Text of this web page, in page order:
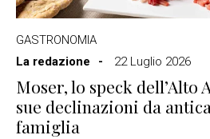
GASTRONOMIA
La redazione
22 Luglio 2026
Moser, lo speck dell’Alto
sue declinazioni da
famiglia